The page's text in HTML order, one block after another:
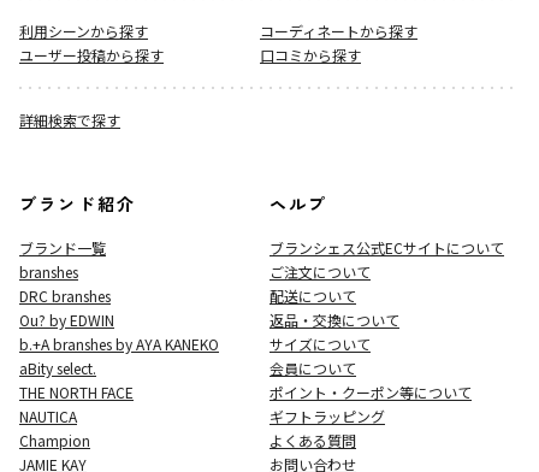
利用シーンから探す
コーディネートから探す
ユーザー投稿から探す
口コミから探す
詳細検索で探す
ブランド紹介
ブランド一覧
branshes
DRC branshes
Ou? by EDWIN
b.+A branshes by AYA KANEKO
aBity select.
THE NORTH FACE
NAUTICA
Champion
JAMIE KAY
ヘルプ
ブランシェス公式ECサイトについて
ご注文について
配送について
返品・交換について
サイズについて
会員について
ポイント・クーポン等について
ギフトラッピング
よくある質問
お問い合わせ